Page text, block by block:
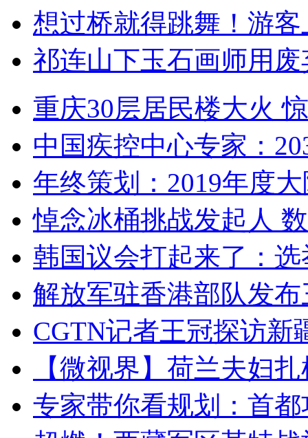
想过桥就得跳舞！游客
祁连山下玉石画师用
重庆30层居民楼大火
中国疾控中心专家：
年终策划：2019年度
悼念冰桶挑战发起人
韩国议会打起来了：
解放军驻香港部队发
CGTN记者王冠探访新
【微视界】荷兰夫妇
专家带你看规划：首